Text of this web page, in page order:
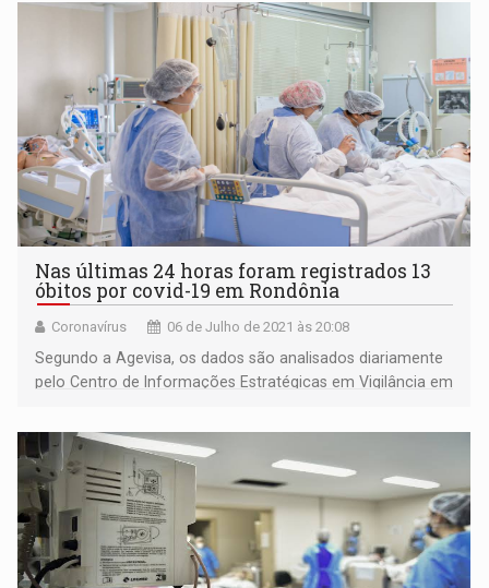
Nas últimas 24 horas foram registrados 13
óbitos por covid-19 em Rondônia
Coronavírus 06 de Julho de 2021 às 20:08
Segundo a Agevisa, os dados são analisados diariamente
pelo Centro de Informações Estratégicas em Vigilância em
epidemiológica feita pelas equipes de Saúde nos
municípios para checagem de dados.